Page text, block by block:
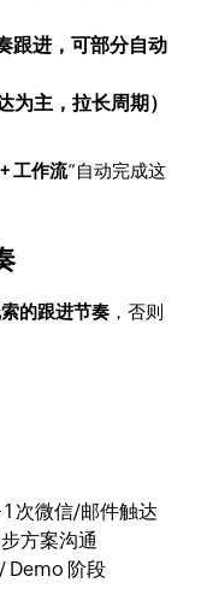
跟进，可部分自动
为主，拉长周期）
工作流”自动完成这
的跟进节奏 ，否则
1 次微信/邮件触达
方案沟通
Demo 阶段